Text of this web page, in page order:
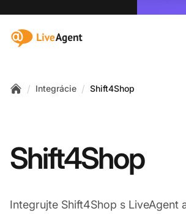
:site.title
/ Integrácie / Shift4Shop
Shift4Shop
Integrujte Shift4Shop s LiveAgent